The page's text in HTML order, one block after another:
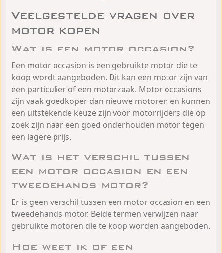
Veelgestelde vragen over
motor kopen
Wat is een motor occasion?
Een motor occasion is een gebruikte motor die te
koop wordt aangeboden. Dit kan een motor zijn van
een particulier of een motorzaak. Motor occasions
zijn vaak goedkoper dan nieuwe motoren en kunnen
een uitstekende keuze zijn voor motorrijders die op
zoek zijn naar een goed onderhouden motor tegen
een lagere prijs.
Wat is het verschil tussen
een motor occasion en een
tweedehands motor?
Er is geen verschil tussen een motor occasion en een
tweedehands motor. Beide termen verwijzen naar
gebruikte motoren die te koop worden aangeboden.
Hoe weet ik of een